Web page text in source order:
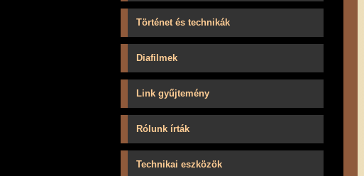
Történet és technikák
Diafilmek
Link gyűjtemény
Rólunk írták
Technikai eszközök